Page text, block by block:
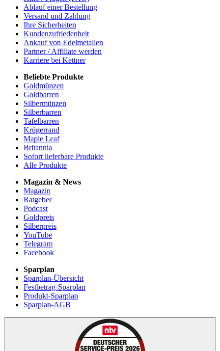
Ablauf einer Bestellung
Versand und Zahlung
Ihre Sicherheiten
Kundenzufriedenheit
Ankauf von Edelmetallen
Partner / Affiliate werden
Karriere bei Kettner
Beliebte Produkte
Goldmünzen
Goldbarren
Silbermünzen
Silberbarren
Tafelbarren
Krügerrand
Maple Leaf
Britannia
Sofort lieferbare Produkte
Alle Produkte
Magazin & News
Magazin
Ratgeber
Podcast
Goldpreis
Silberpreis
YouTube
Telegram
Facebook
Sparplan
Sparplan-Übersicht
Festbetrag-Sparplan
Produkt-Sparplan
Sparplan-AGB